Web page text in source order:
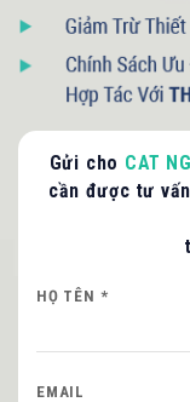
Gửi cho CAT
cần được tư
HỌ TÊN *
EMAIL